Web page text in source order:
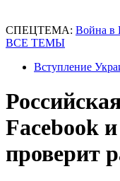
СПЕЦТЕМА: Война в
ВСЕ ТЕМЫ
Вступление
Facebook
проверит